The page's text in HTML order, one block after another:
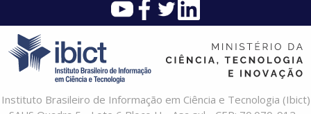
Instituto Brasileiro de Informação em Ciência e Tecnologia (Ibict)